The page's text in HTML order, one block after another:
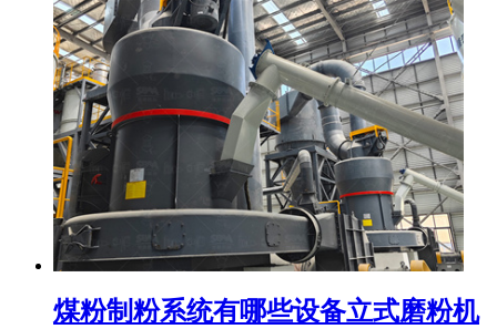
煤粉制粉系统有哪些设备立式磨粉机